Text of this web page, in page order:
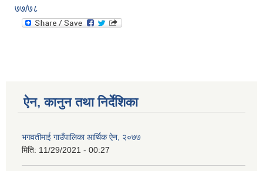
७७/७८
ऐन, कानुन तथा निर्देशिका
भगवतीमाई गाउँपालिका आर्थिक ऐन, २०७७
मिति: 11/29/2021 - 00:27